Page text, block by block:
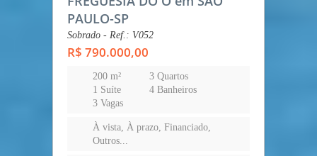
PAULO-SP
Sobrado - Ref.: V052
R$ 790.000,00
200 m²
3 Quartos
1 Suíte
4 Banheiros
3 Vagas
À vista, À prazo, Financiado,
Outros...